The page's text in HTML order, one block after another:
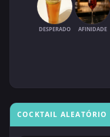
DESPERADO AFINIDADE
COCKTAIL ALEATÓRIO